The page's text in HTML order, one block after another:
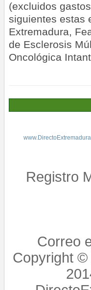
(excluidos
siguientes estas
Extremadura,
de Esclerosis
Oncológica
Registro
Correo
Copyright ©